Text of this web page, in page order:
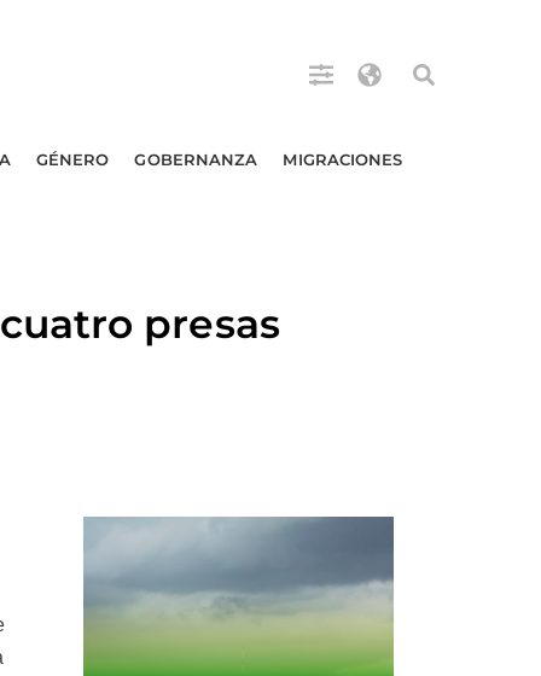
GÉNERO GOBERNANZA MIGRACIONES
presas